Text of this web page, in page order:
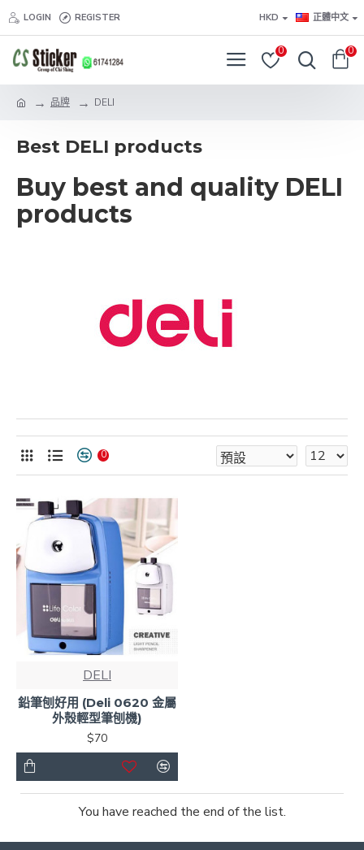
LOGIN REGISTER HKD 正體中文
0 0
品牌 DELI
Best DELI products
Buy best and quality DELI
products
0
DELI
鉛筆刨好用 (Deli 0620 金屬
外殼輕型筆刨機)
$70
You have reached the end of the list.